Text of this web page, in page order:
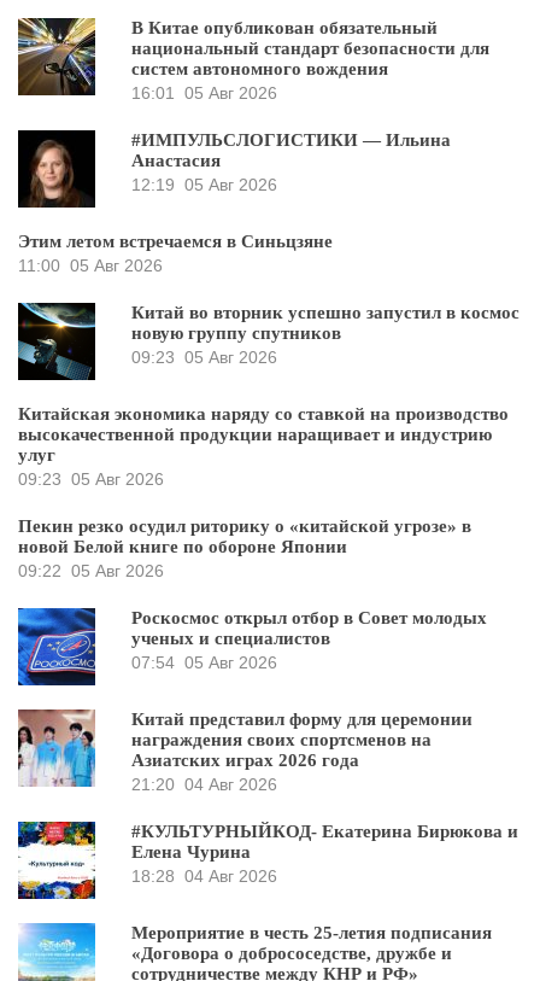
В Китае опубликован обязательный
национальный стандарт безопасности для
систем автономного вождения
16:01
05 Авг 2026
#ИМПУЛЬСЛОГИСТИКИ — Ильина
Анастасия
12:19 05 Авг 2026
Этим летом встречаемся в Синьцзяне
11:00 05 Авг 2026
Китай во вторник успешно запустил в космос
новую группу спутников
09:23 05 Авг 2026
Китайская экономика наряду со ставкой на производство
высокачественной продукции наращивает и индустрию
улуг
09:23 05 Авг 2026
Пекин резко осудил риторику о «китайской угрозе» в
новой Белой книге по обороне Японии
09:22 05 Авг 2026
Роскосмос открыл отбор в Совет молодых
ученых и специалистов
07:54 05 Авг 2026
Китай представил форму для церемонии
награждения своих спортсменов на
Азиатских играх 2026 года
21:20 04 Авг 2026
#КУЛЬТУРНЫЙКОД- Екатерина Бирюкова и
Елена Чурина
18:28 04 Авг 2026
Мероприятие в честь 25-летия подписания
«Договора о добрососедстве, дружбе и
сотрудничестве между КНР и РФ»